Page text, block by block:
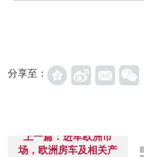
分享至：
上一篇：进军欧洲市
场，欧洲房车及相关产